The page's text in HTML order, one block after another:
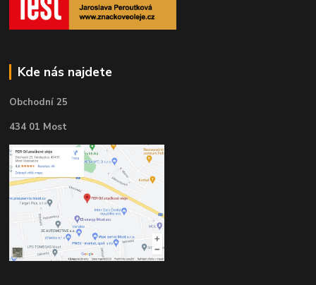
Kde nás najdete
Obchodní 25
434 01 Most